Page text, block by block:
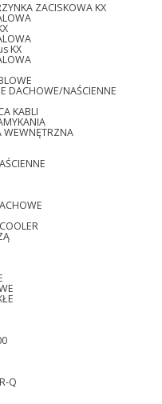
ZACISKOWA KX
KX
DACHOWE/NAŚCIENNE
KABLI
Q